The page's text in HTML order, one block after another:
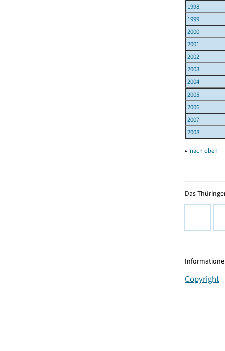
1998
1999
2000
2001
2002
2003
2004
2005
2006
2007
2008
▴ nach oben
Das
Copyright